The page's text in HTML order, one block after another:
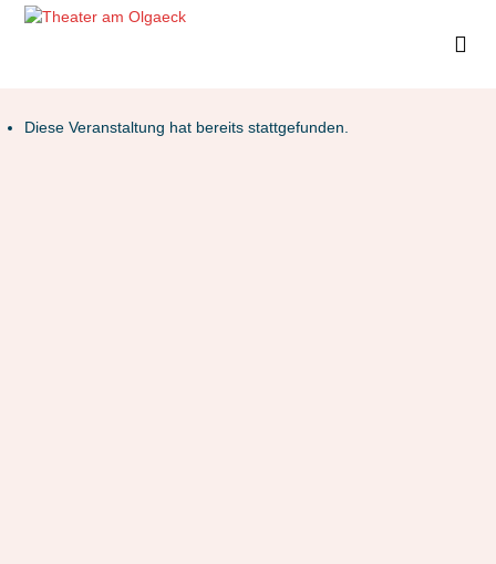
Diese Veranstaltung hat bereits stattgefunden.